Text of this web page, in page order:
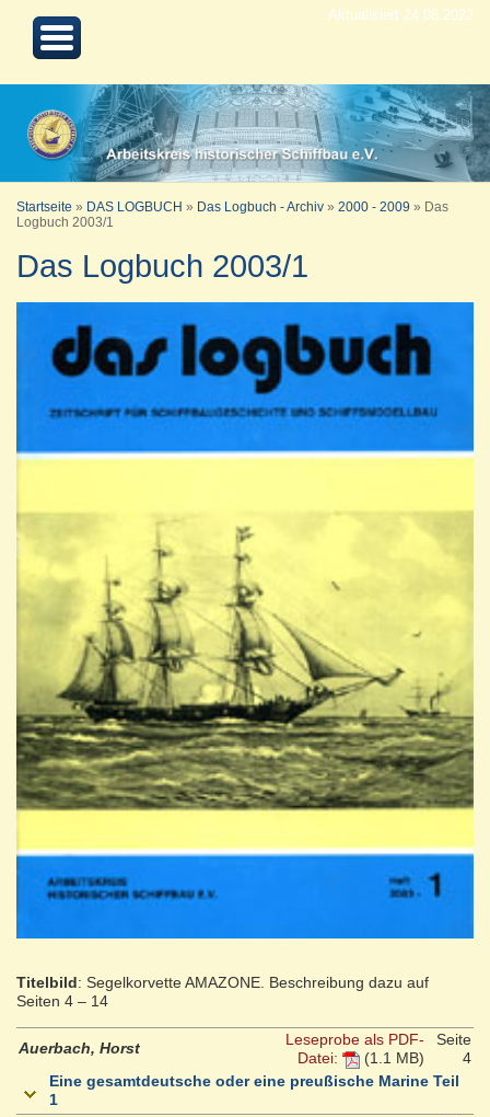
Aktualisiert 24.08.2022
Startseite » DAS LOGBUCH » Das Logbuch - Archiv » 2000 - 2009 »
Das
Logbuch 2003/1
Das Logbuch 2003/1
Titelbild: Segelkorvette AMAZONE. Beschreibung dazu auf
Seiten 4 – 14
Auerbach, Horst
Leseprobe als PDF-
Datei:
(1.1 MB)
Seite
4
Eine gesamtdeutsche oder eine preußische Marine Teil
1